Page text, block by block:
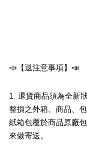
📣【退注意事項】📣
1. 退貨商品須為全新
整損之外箱、商品、
紙箱包覆於商品原廠
來做寄送。